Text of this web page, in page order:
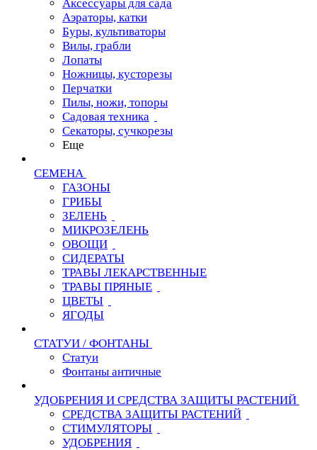
Аксессуары для сада
Аэраторы, катки
Буры, культиваторы
Вилы, грабли
Лопаты
Ножницы, кусторезы
Перчатки
Пилы, ножи, топоры
Садовая техника
Секаторы, сучкорезы
Еще
СЕМЕНА
ГАЗОНЫ
ГРИБЫ
ЗЕЛЕНЬ
МИКРОЗЕЛЕНЬ
ОВОЩИ
СИДЕРАТЫ
ТРАВЫ ЛЕКАРСТВЕННЫЕ
ТРАВЫ ПРЯНЫЕ
ЦВЕТЫ
ЯГОДЫ
СТАТУИ / ФОНТАНЫ
Статуи
Фонтаны античные
УДОБРЕНИЯ И СРЕДСТВА ЗАЩИТЫ РАСТЕНИЙ
СРЕДСТВА ЗАЩИТЫ РАСТЕНИЙ
СТИМУЛЯТОРЫ
УДОБРЕНИЯ